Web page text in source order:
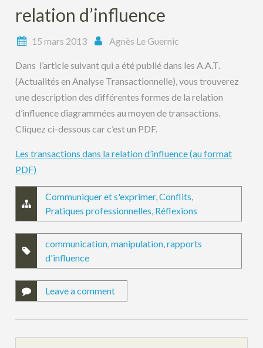
relation d’influence
15 mars 2013 Agnès Le Guernic
Dans l’article suivant qui a été publié dans les A.A.T.
(Actualités en Analyse Transactionnelle), vous trouverez
une description des différentes formes de la relation
d’influence diagrammées au moyen de transactions.
Cliquez ci-dessous car c’est un PDF.
Les transactions dans la relation d’influence (au format
PDF)
Communiquer et s'exprimer,Conflits,
Pratiques professionnelles, Réflexions
communication,manipulation,rapports
d'influence
Leave a comment